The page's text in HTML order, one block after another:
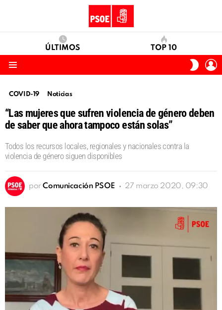
ÚLTIMOS TOP 10
SKIN
COVID-19 Noticias
“Las mujeres que sufren violencia de género deben
de saber que ahora tampoco están solas”
Todos los recursos locales, regionales y nacionales contra la
violencia de género siguen disponibles
por Comunicación PSOE 27 marzo 2020, 09:30